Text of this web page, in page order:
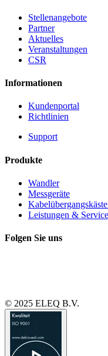
Stellenangebote
Partner
Aktuelles
Veranstaltungen
CSR
Informationen
Kundenportal
Richtlinien
Support
Produkte
Wandler
Messgeräte
Leistungen & Service
Folgen Sie uns
© 2025 ELEQ B.V.